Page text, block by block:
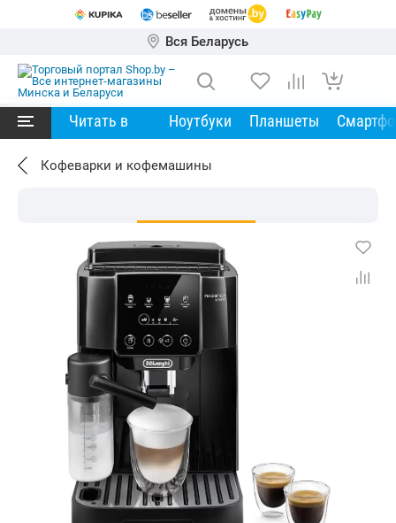
Вся Беларусь
Читать в Ноутбуки Планшеты
Кофеварки и кофемашины